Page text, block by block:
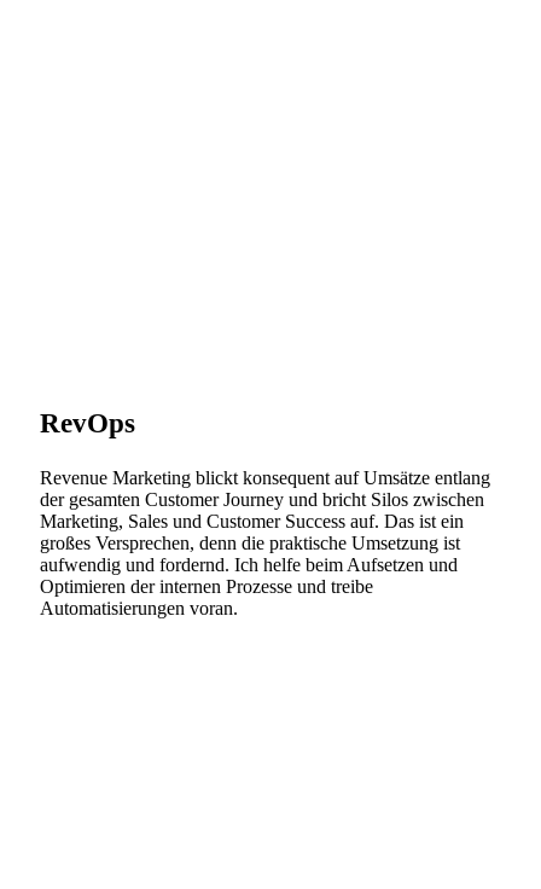
RevOps
Revenue Marketing blickt konsequent auf Umsätze entlang
der gesamten Customer Journey und bricht Silos zwischen
Marketing, Sales und Customer Success auf. Das ist ein
großes Versprechen, denn die praktische Umsetzung ist
aufwendig und fordernd. Ich helfe beim Aufsetzen und
Optimieren der internen Prozesse und treibe
Automatisierungen voran.